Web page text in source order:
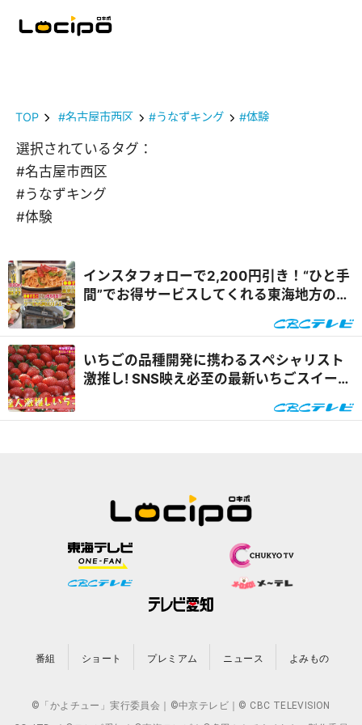
TOP #名古屋市西区 #うなずキング #体験
選択されているタグ：
#名古屋市西区
#うなずキング
#体験
インスタフォローで2,200円引き！“ひと手
間”でお得サービスしてくれる東海地方のグ
ムズ』
いちごの品種開発に携わるスペシャリスト
激推し! SNS映え必至の最新いちごスイーツ
番組 ショート プレミアム ニュース よみもの
©「かよチュー」実行委員会｜©中京テレビ｜© CBC TELEVISION